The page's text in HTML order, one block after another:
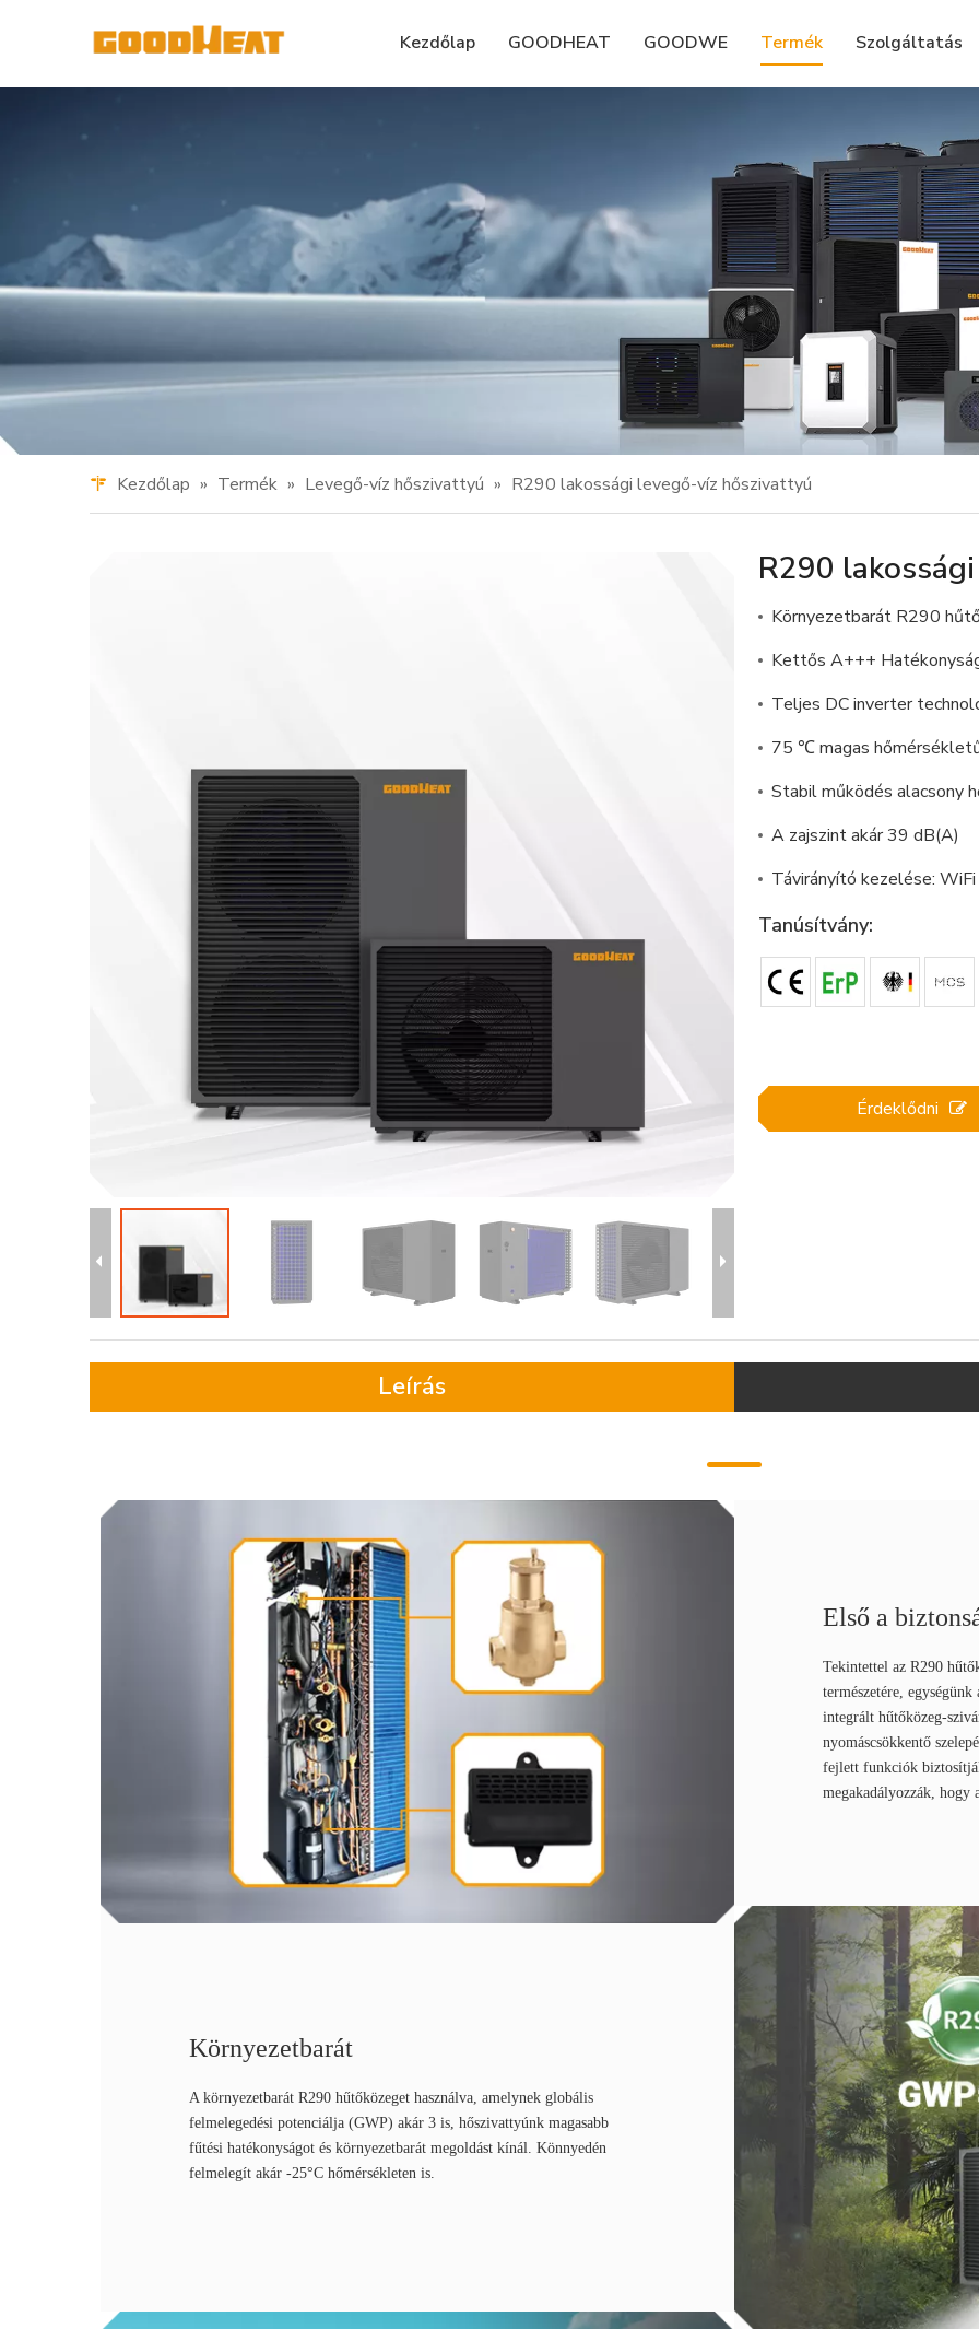
Kezdőlap GOODHEAT GOODWE Termék Szolgáltatás
Kezdőlap » Termék » Levegő-víz hőszivattyú » R290 lakossági levegő-víz hőszivattyú
R290
Környezetbarát R290
Kettős A+++
Teljes DC inverter
75 ℃ magas
Stabil működés alacsony
A zajszint akár 39 dB(A)
Távirányító kezelése:
Tanúsítvány:
Érdeklődni
Leírás
Első a
Tekintettel az R290
természetére,
integrált hűtőközeg-
nyomáscsökkentő
fejlett funkciók
megakadályozzák, hogy
Környezetbarát
A környezetbarát R290 hűtőközeget használva, amelynek globális
felmelegedési potenciálja (GWP) akár 3 is, hőszivattyúnk magasabb
fűtési hatékonyságot és környezetbarát megoldást kínál. Könnyedén
felmelegít akár -25°C hőmérsékleten is.